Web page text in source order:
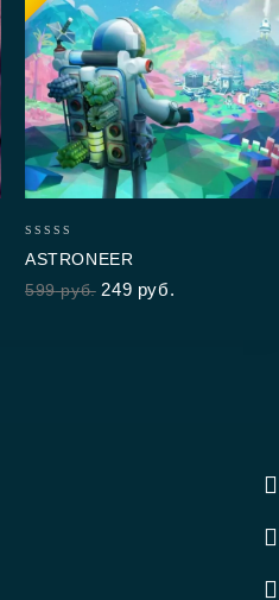
out
of
ASTRONEER
599руб. 249 руб.